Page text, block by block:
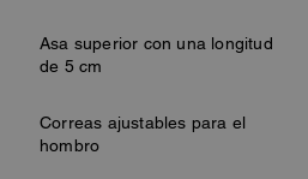
Asa superior con una longitud
de 5 cm
Correas ajustables para el
hombro